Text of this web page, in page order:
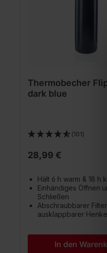
Thermobecher
dark blue
(101)
28,99 €
Hält 6 h warm & 18 h
Einhändiges Öffnen
Schließen
Abschraubbarer Filter
ausklappbarer Henkel
In den